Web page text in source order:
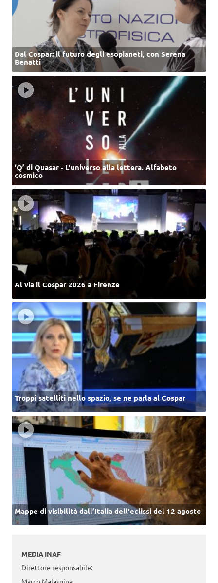
Dal Cospar: il futuro degli esopianeti, con Serena
Benatti
‘Q’ di Quasar - L'universo alla lettera. Alfabeto
cosmico
Al via il Cospar 2026 a Firenze
Troppi satelliti nello spazio, se ne parla al Cospar
Mappe di visibilità dall’Italia dell'eclissi del 12 agosto
MEDIA INAF
Direttore responsabile:
Marco Malaspina